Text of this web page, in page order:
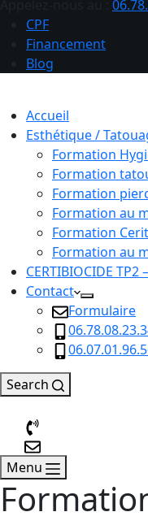
CPF
Financement
Blog
Accueil
Esthétique /
Formation
Formation
Formation
Formation au
Formation
Formation au
CERTIBIOCIDE TP2
Contact
Formulaire
Search
Menu